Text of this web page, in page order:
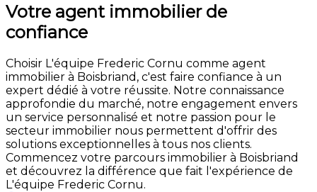
Votre agent immobilier de
confiance
Choisir L'équipe Frederic Cornu comme agent
immobilier à Boisbriand, c'est faire confiance à un
expert dédié à votre réussite. Notre connaissance
approfondie du marché, notre engagement envers
un service personnalisé et notre passion pour le
secteur immobilier nous permettent d'offrir des
solutions exceptionnelles à tous nos clients.
Commencez votre parcours immobilier à Boisbriand
et découvrez la différence que fait l'expérience de
L'équipe Frederic Cornu.